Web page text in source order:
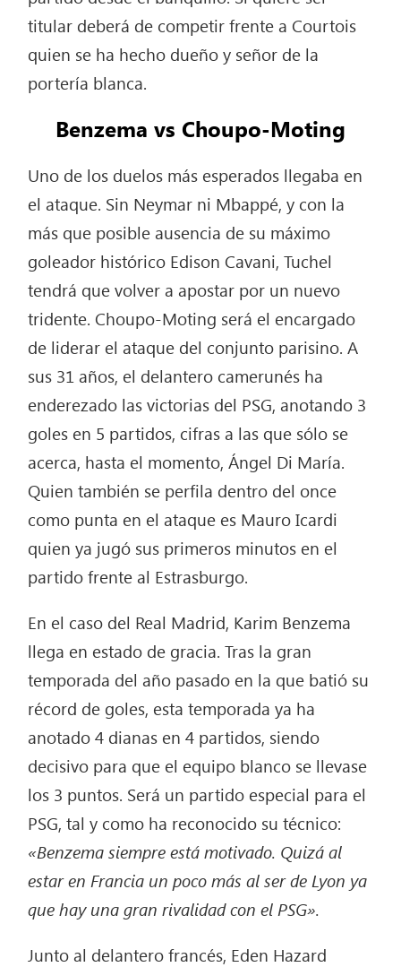
titular deberá de competir frente a Courtois
quien se ha hecho dueño y señor de la
portería blanca.
Benzema vs Choupo-Moting
Uno de los duelos más esperados llegaba en
el ataque. Sin Neymar ni Mbappé, y con la
más que posible ausencia de su máximo
goleador histórico Edison Cavani, Tuchel
tendrá que volver a apostar por un nuevo
tridente. Choupo-Moting será el encargado
de liderar el ataque del conjunto parisino. A
sus 31 años, el delantero camerunés ha
enderezado las victorias del PSG, anotando 3
goles en 5 partidos, cifras a las que sólo se
acerca, hasta el momento, Ángel Di María.
Quien también se perfila dentro del once
como punta en el ataque es Mauro Icardi
quien ya jugó sus primeros minutos en el
partido frente al Estrasburgo.
En el caso del Real Madrid, Karim Benzema
llega en estado de gracia. Tras la gran
temporada del año pasado en la que batió su
récord de goles, esta temporada ya ha
anotado 4 dianas en 4 partidos, siendo
decisivo para que el equipo blanco se llevase
los 3 puntos. Será un partido especial para el
PSG, tal y como ha reconocido su técnico:
«Benzema siempre está motivado. Quizá al
estar en Francia un poco más al ser de Lyon ya
que hay una gran rivalidad con el PSG».
Junto al delantero francés, Eden Hazard